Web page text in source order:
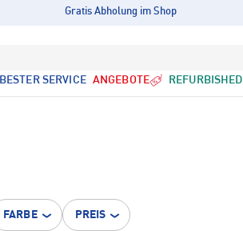
Gratis Abholung im Shop
BESTER SERVICE ANGEBOTE REFURBISHED
FARBE PREIS